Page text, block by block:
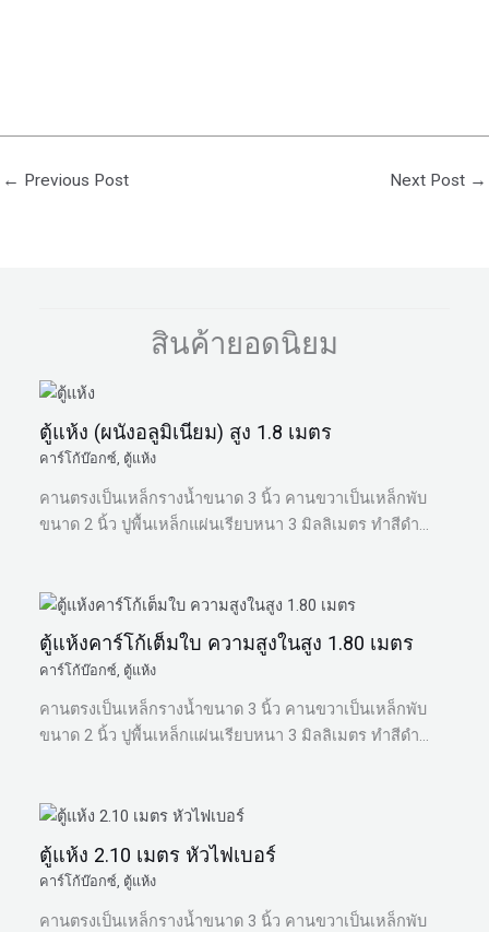
← Previous Post Next Post →
สินค้ายอดนิยม
ตู้แห้ง (ผนังอลูมิเนียม) สูง 1.8 เมตร
คาร์โก้บ๊อกซ์ ตู้แห้ง
คานตรงเป็นเหล็กรางน้ำขนาด 3 นิ้ว คานขวาเป็นเหล็กพับ
ขนาด 2 นิ้ว ปูพื้นเหล็กแผ่นเรียบหนา 3 มิลลิเมตร ทำสีดำ…
ตู้แห้งคาร์โก้เต็มใบ ความสูงในสูง 1.80 เมตร
คาร์โก้บ๊อกซ์ ตู้แห้ง
คานตรงเป็นเหล็กรางน้ำขนาด 3 นิ้ว คานขวาเป็นเหล็กพับ
ขนาด 2 นิ้ว ปูพื้นเหล็กแผ่นเรียบหนา 3 มิลลิเมตร ทำสีดำ…
ตู้แห้ง 2.10 เมตร หัวไฟเบอร์
คาร์โก้บ๊อกซ์, ตู้แห้ง
คานตรงเป็นเหล็กรางน้ำขนาด 3 นิ้ว คานขวาเป็นเหล็กพับ